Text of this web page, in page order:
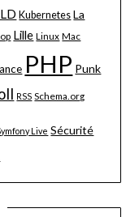
Kubernetes La
Lille Linux Mac
PHP Punk
RSS Schema.org
Live Sécurité